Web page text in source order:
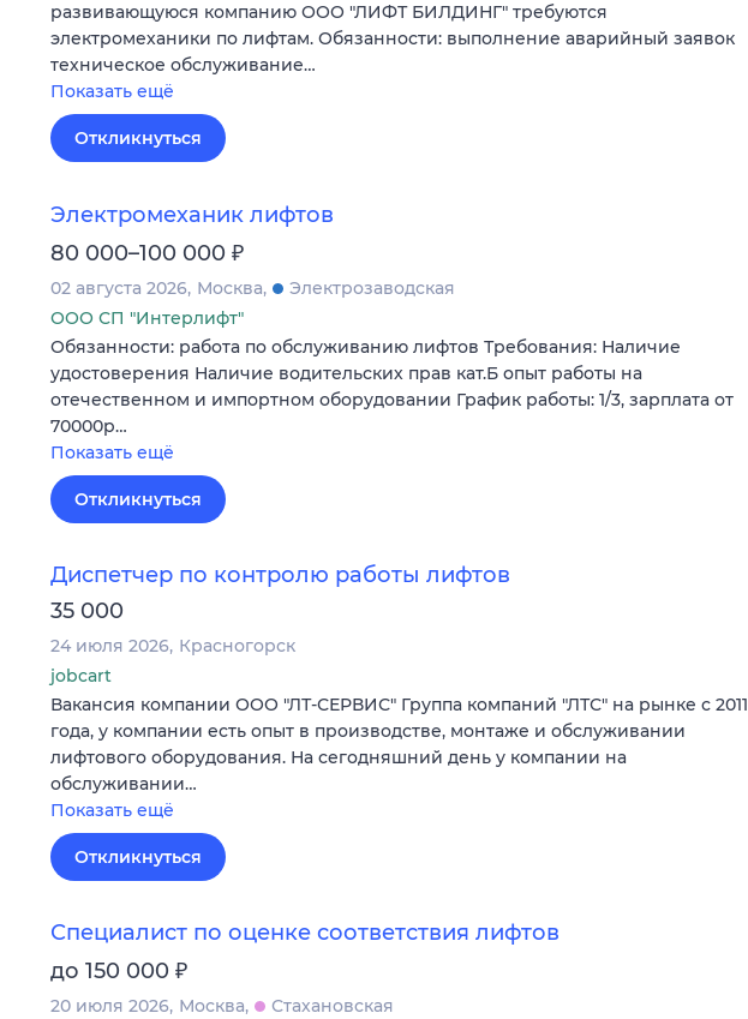
развивающуюся компанию ООО "ЛИФТ БИЛДИНГ" требуются
электромеханики по лифтам. Обязанности: выполнение аварийный заявок
техническое обслуживание…
Показать ещё
Откликнуться
Электромеханик лифтов
80 000–100 000 ₽
02 августа 2026 Москва
Электрозаводская
ООО СП "Интерлифт"
Обязанности: работа по обслуживанию лифтов Требования: Наличие
удостоверения Наличие водительских прав кат.Б опыт работы на
отечественном и импортном оборудовании График работы: 1/3, зарплата от
70000р…
Показать ещё
Откликнуться
Диспетчер по контролю работы лифтов
35 000
24 июля 2026 Красногорск
jobcart
Вакансия компании ООО "ЛТ-СЕРВИС" Группа компаний "ЛТС" на рынке с 2011
года, у компании есть опыт в производстве, монтаже и обслуживании
лифтового оборудования. На сегодняшний день у компании на
обслуживании…
Показать ещё
Откликнуться
Специалист по оценке соответствия лифтов
до 150 000 ₽
20 июля 2026 Москва
Стахановская